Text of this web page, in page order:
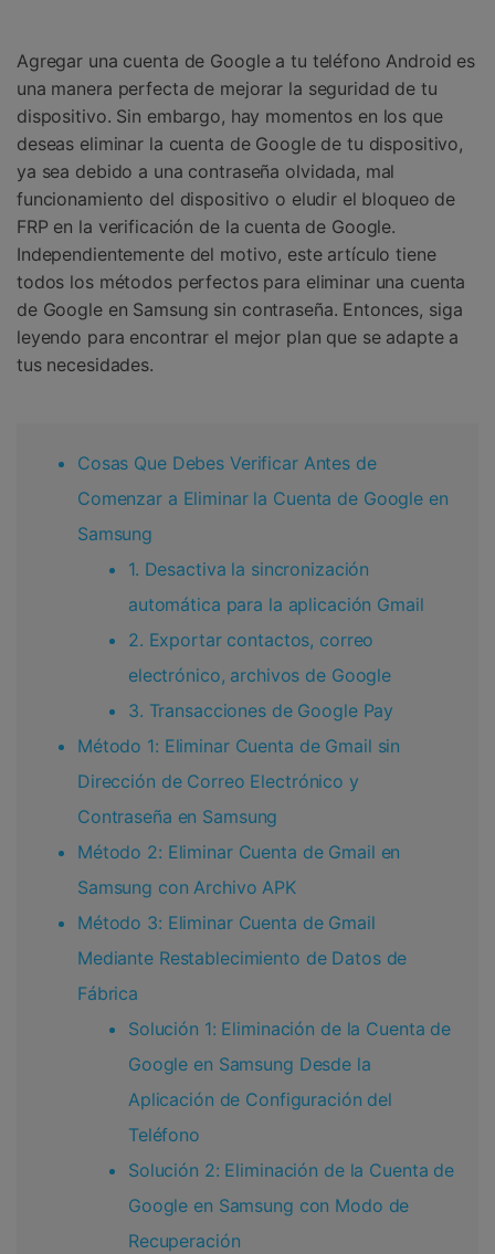
Reparación de Móviles
Protección del Móvil
Encuentra Más Soluciones
Agregar una cuenta de Google a tu teléfono Android es
una manera perfecta de mejorar la seguridad de tu
dispositivo. Sin embargo, hay momentos en los que
deseas eliminar la cuenta de Google de tu dispositivo,
ya sea debido a una contraseña olvidada, mal
funcionamiento del dispositivo o eludir el bloqueo de
FRP en la verificación de la cuenta de Google.
Independientemente del motivo, este artículo tiene
todos los métodos perfectos para eliminar una cuenta
de Google en Samsung sin contraseña. Entonces, siga
leyendo para encontrar el mejor plan que se adapte a
tus necesidades.
Cosas Que Debes Verificar Antes de
Comenzar a Eliminar la Cuenta de Google en
Samsung
1. Desactiva la sincronización
automática para la aplicación Gmail
2. Exportar contactos, correo
electrónico, archivos de Google
3. Transacciones de Google Pay
Método 1: Eliminar Cuenta de Gmail sin
Dirección de Correo Electrónico y
Contraseña en Samsung
Método 2: Eliminar Cuenta de Gmail en
Samsung con Archivo APK
Método 3: Eliminar Cuenta de Gmail
Mediante Restablecimiento de Datos de
Fábrica
Solución 1: Eliminación de la Cuenta de
Google en Samsung Desde la
Aplicación de Configuración del
Teléfono
Solución 2: Eliminación de la Cuenta de
Google en Samsung con Modo de
Recuperación